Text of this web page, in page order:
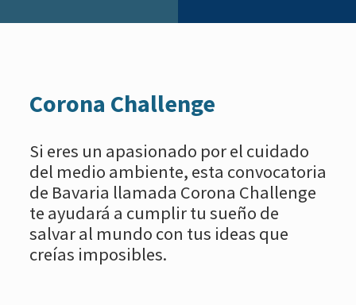
Corona Challenge
Si eres un apasionado por el cuidado
del medio ambiente, esta convocatoria
de Bavaria llamada Corona Challenge
te ayudará a cumplir tu sueño de
salvar al mundo con tus ideas que
creías imposibles.